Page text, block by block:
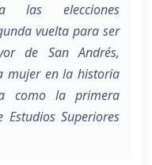
las elecciones
vuelta para ser
de San Andrés,
mujer en la historia
como la primera
Superiores